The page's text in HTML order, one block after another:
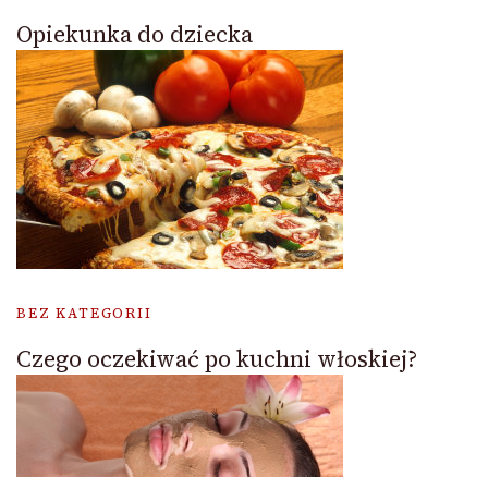
Opiekunka do dziecka
BEZ KATEGORII
Czego oczekiwać po kuchni włoskiej?